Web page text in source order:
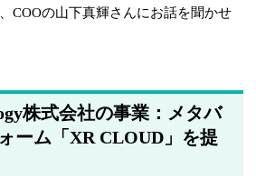
COOの山下真輝さんにお話を聞かせ
株式会社の事業：メタバ
ーム「XR CLOUD」を提